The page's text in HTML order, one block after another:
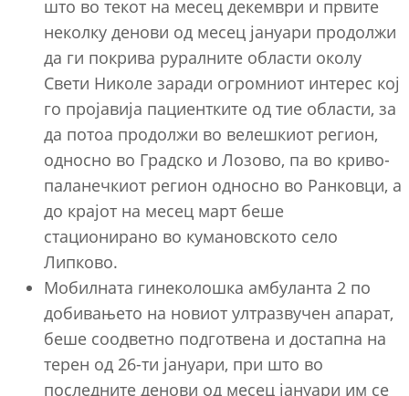
што во текот на месец декември и првите
неколку денови од месец јануари продолжи
да ги покрива руралните области околу
Свети Николе заради огромниот интерес кој
го пројавија пациентките од тие области, за
да потоа продолжи во велешкиот регион,
односно во Градско и Лозово, па во криво-
паланечкиот регион односно во Ранковци, а
до крајот на месец март беше
стационирано во кумановското село
Липково.
Мобилната гинеколошка амбуланта 2 по
добивањето на новиот ултразвучен апарат,
беше соодветно подготвена и достапна на
терен од 26-ти јануари, при што во
последните денови од месец јануари им се